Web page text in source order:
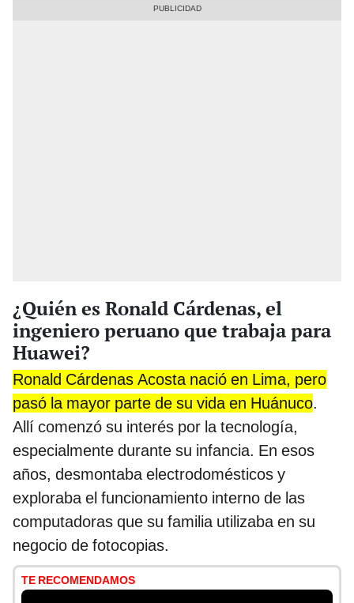
¿Quién es Ronald Cárdenas, el
ingeniero peruano que trabaja para
Huawei?
Ronald Cárdenas Acosta nació en Lima, pero
pasó la mayor parte de su vida en Huánuco.
Allí comenzó su interés por la tecnología,
especialmente durante su infancia. En esos
años, desmontaba electrodomésticos y
exploraba el funcionamiento interno de las
computadoras que su familia utilizaba en su
negocio de fotocopias.
TE RECOMENDAMOS